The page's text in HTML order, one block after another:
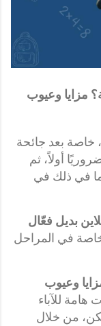
مزايا وعيوب
خاصة بعد جائحة
أولاً، ثم
في ذلك في
بديل فعّال
في المراحل
وعيوب
هامة للآباء
من خلال